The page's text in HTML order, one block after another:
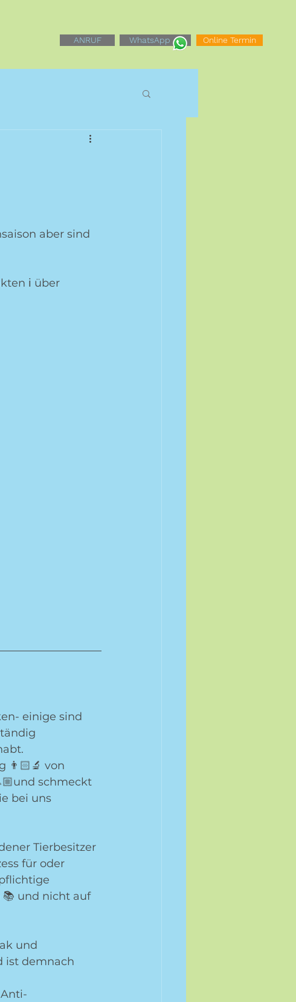
ANRUF WhatsApp Online Termin
aber sind
ℹ️ über
einige sind
👨🏻‍🔬 von
schmeckt
bei uns
Tierbesitzer
für oder
📚 und nicht auf
und
ist demnach